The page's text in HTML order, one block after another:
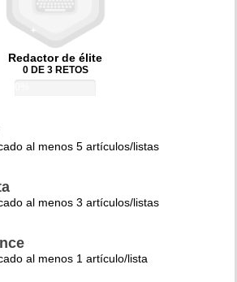
Redactor de élite
0 DE 3 RETOS
al menos 5 artículos/listas
al menos 3 artículos/listas
al menos 1 artículo/lista